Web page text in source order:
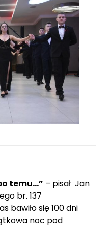
temu…” – pisał Jan
br. 137
bawiło się 100 dni
noc pod